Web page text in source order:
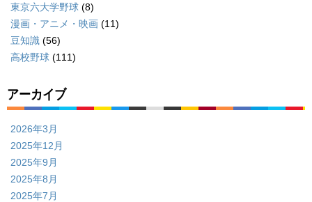
東京六大学野球 (8)
漫画・アニメ・映画 (11)
豆知識 (56)
高校野球 (111)
アーカイブ
2026年3月
2025年12月
2025年9月
2025年8月
2025年7月